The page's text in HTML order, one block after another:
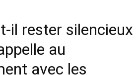
il rester silencieux
au
avec les